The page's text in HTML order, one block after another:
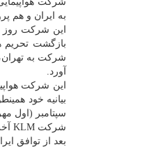
به ایران و هم
این شركت روز
بازگشت تحریم
شركت به تهران،
آورد.
این شركت
سپتامبر (اول
بعد از توافق ایران با ۱+۵ در سال ۲۰۱۶، بار دیگر این شركت به صنعت